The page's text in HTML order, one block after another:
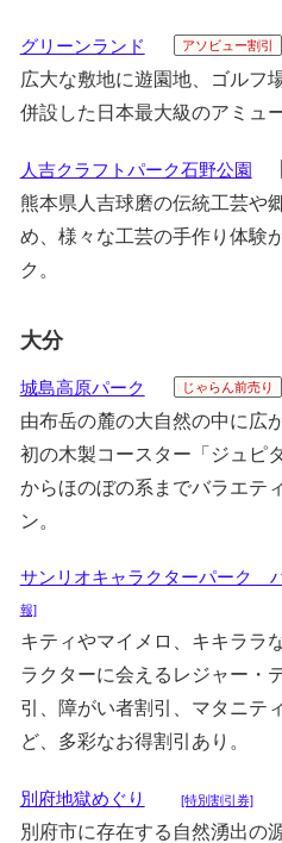
グリーンランド アソビュー割引
広大な敷地に遊園地、ゴルフ
併設した日本最大級のアミュ
人吉クラフトパーク石野公園
熊本県人吉球磨の伝統工芸や
め、様々な工芸の手作り体験
ク。
大分
城島高原パーク じゃらん前売り
由布岳の麓の大自然の中に広
初の木製コースター「ジュピ
からほのぼの系までバラエテ
ン。
サンリオキャラクターパーク
報]
キティやマイメロ、キキララ
ラクターに会えるレジャー・
引、障がい者割引、マタニテ
ど、多彩なお得割引あり。
別府地獄めぐり [特別割引券]
別府市に存在する自然湧出の